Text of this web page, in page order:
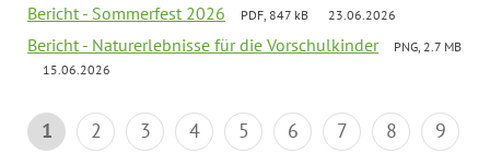
Bericht - Sommerfest 2026 PDF, 847 kB 23.06.2026
Bericht - Naturerlebnisse für die Vorschulkinder
PNG, 2.7 MB
15.06.2026
1 2 3 4 5 6 7 8
9